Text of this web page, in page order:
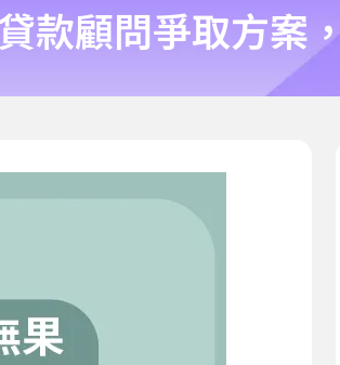
款顧問爭取方案